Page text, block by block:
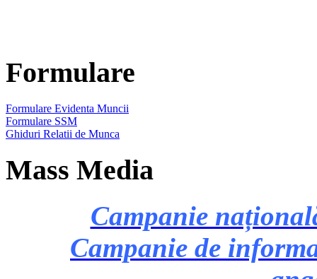
Formulare
Formulare Evidenta Muncii
Formulare SSM
Ghiduri Relatii de Munca
Mass Media
Campanie
Campanie de